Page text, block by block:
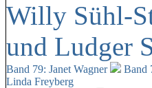
Willy Sühl-
und Ludger
Band 79: Janet Wagner Band
Linda Freyberg